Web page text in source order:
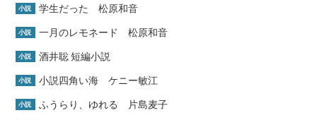
小説 学生だった 松原和音
小説 一月のレモネード 松原和音
小説 酒井聡 短編小説
小説 小説四角い海 ケニー敏江
小説 ふうらり、ゆれる 片島麦子